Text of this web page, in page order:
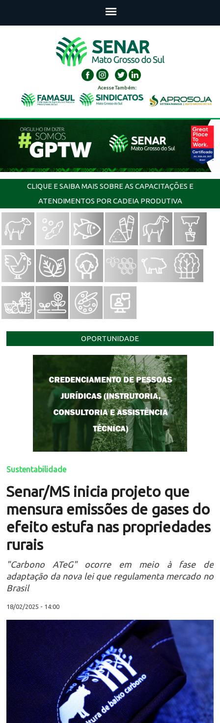
Acesse Também:
CLIQUE E SAIBA MAIS SOBRE AS CAPACITAÇÕES E
ATENDIMENTOS POR CADEIA PRODUTIVA
OPORTUNIDADE
Sustentabilidade
Senar/MS inicia projeto que
mensura emissões de gases do
efeito estufa nas propriedades
rurais
"Carbono ATeG" ocorre em meio à fase de
adaptação da nova lei que regulamenta mercado no
Brasil
18/02/2025 - 14:00